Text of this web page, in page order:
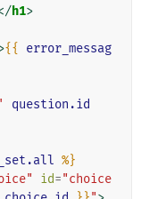
h1>
{{
error_messag
question.id
%}
id="choice